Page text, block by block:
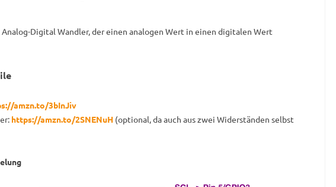
Analog-Digital Wandler, der einen analogen Wert in einen digitalen Wert
amzn.to/3bInJiv
https://amzn.to/2SNENuH(optional, da auch aus zwei Widerständen selbst